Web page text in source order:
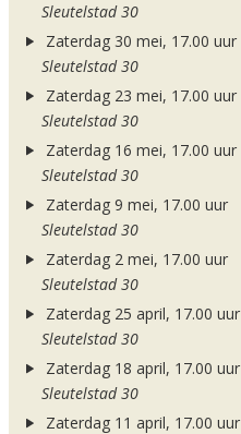
Sleutelstad 30
Zaterdag 30 mei, 17.00 uur
Sleutelstad 30
Zaterdag 23 mei, 17.00 uur
Sleutelstad 30
Zaterdag 16 mei, 17.00 uur
Sleutelstad 30
Zaterdag 9 mei, 17.00 uur
Sleutelstad 30
Zaterdag 2 mei, 17.00 uur
Sleutelstad 30
Zaterdag 25 april, 17.00 uur
Sleutelstad 30
Zaterdag 18 april, 17.00 uur
Sleutelstad 30
Zaterdag 11 april, 17.00 uur